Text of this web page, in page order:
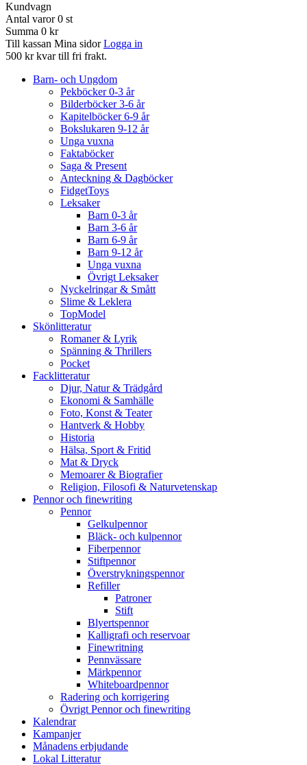
Kundvagn
Antal varor 0 st
Summa 0 kr
Till kassan Mina sidor Logga in
500 kr kvar till fri frakt.
Barn- och Ungdom
Pekböcker 0-3 år
Bilderböcker 3-6 år
Kapitelböcker 6-9 år
Bokslukaren 9-12 år
Unga vuxna
Faktaböcker
Saga & Present
Anteckning & Dagböcker
FidgetToys
Leksaker
Barn 0-3 år
Barn 3-6 år
Barn 6-9 år
Barn 9-12 år
Unga vuxna
Övrigt Leksaker
Nyckelringar & Smått
Slime & Leklera
TopModel
Skönlitteratur
Romaner & Lyrik
Spänning & Thrillers
Pocket
Facklitteratur
Djur, Natur & Trädgård
Ekonomi & Samhälle
Foto, Konst & Teater
Hantverk & Hobby
Historia
Hälsa, Sport & Fritid
Mat & Dryck
Memoarer & Biografier
Religion, Filosofi & Naturvetenskap
Pennor och finewriting
Pennor
Gelkulpennor
Bläck- och kulpennor
Fiberpennor
Stiftpennor
Överstrykningspennor
Refiller
Patroner
Stift
Blyertspennor
Kalligrafi och reservoar
Finewritning
Pennvässare
Märkpennor
Whiteboardpennor
Radering och korrigering
Övrigt Pennor och finewriting
Kalendrar
Kampanjer
Månadens erbjudande
Lokal Litteratur